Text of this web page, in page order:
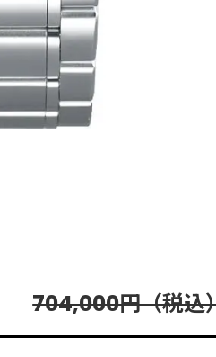
】704,000円（税込